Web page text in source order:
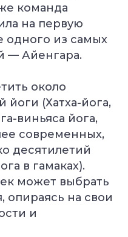
команда
на первую
одного из самых
— Айенгара.
около
йоги (Хатха-йога,
виньяса йога,
современных,
десятилетий
в гамаках).
может выбрать
опираясь на свои
и